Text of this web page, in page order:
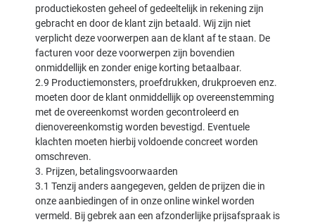
productiekosten geheel of gedeeltelijk in rekening zijn
gebracht en door de klant zijn betaald. Wij zijn niet
verplicht deze voorwerpen aan de klant af te staan. De
facturen voor deze voorwerpen zijn bovendien
onmiddellijk en zonder enige korting betaalbaar.
2.9 Productiemonsters, proefdrukken, drukproeven enz.
moeten door de klant onmiddellijk op overeenstemming
met de overeenkomst worden gecontroleerd en
dienovereenkomstig worden bevestigd. Eventuele
klachten moeten hierbij voldoende concreet worden
omschreven.
3. Prijzen, betalingsvoorwaarden
3.1 Tenzij anders aangegeven, gelden de prijzen die in
onze aanbiedingen of in onze online winkel worden
vermeld. Bij gebrek aan een afzonderlijke prijsafspraak is